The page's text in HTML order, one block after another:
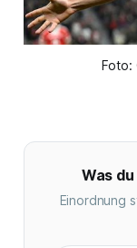
Foto:
Was
Einordnung